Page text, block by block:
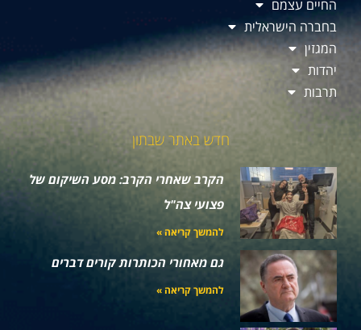
החיים עצמם
בחברה הישראלית
המגזין
יהדות
תרבות
חדש באתר שבתון
הקרב שאחרי הקרב: מסע השיקום של
פצועי צה"ל
להמשך קריאה »
גם מאחורי הכותרות קורים דברים
להמשך קריאה »